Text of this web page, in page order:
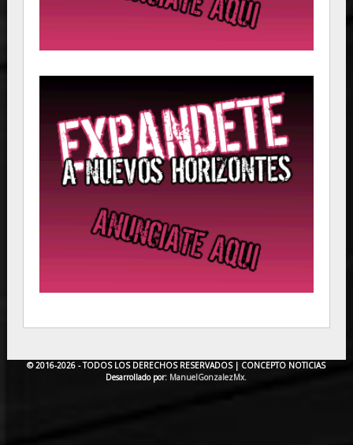
© 2016-2026 - TODOS LOS DERECHOS RESERVADOS | CONCEPTO NOTICIAS
Desarrollado por: ManuelGonzalezMx.